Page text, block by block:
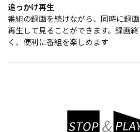
追っかけ再生
番組の録画を続けながら、同時に録
再生して見ることができます。録画
く、便利に番組を楽しめます